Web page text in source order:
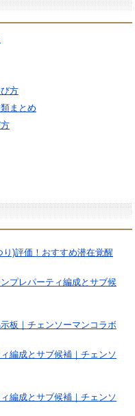
方
まとめ
り)評価！おすすめ潜在覚醒
プレパーティ編成とサブ候
板｜チェンソーマンコラボ
編成とサブ候補｜チェンソ
編成とサブ候補｜チェンソ